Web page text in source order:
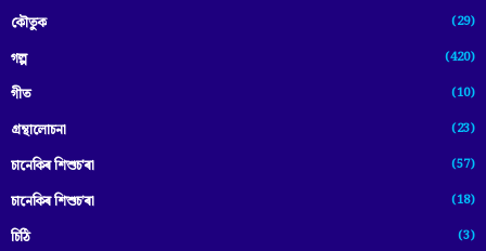
কৌতুক (29)
গল্প (420)
গীত (10)
গ্ৰন্থালোচনা (23)
চানেকিৰ শিশুচ'ৰা (57)
চানেকিৰ শিশুচ’ৰা (18)
চিঠি (3)